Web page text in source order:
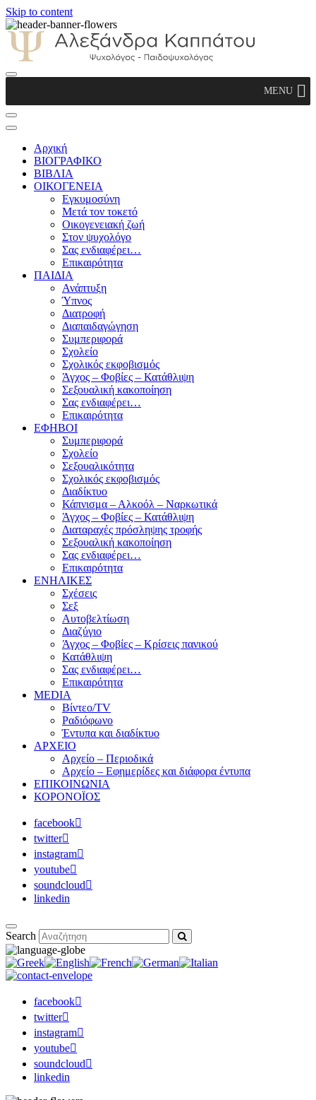
Skip to content
Παιδοψυχολόγος
MENU
Αρχική
ΒΙΟΓΡΑΦΙΚΟ
ΒΙΒΛΙΑ
ΟΙΚΟΓΕΝΕΙΑ
Εγκυμοσύνη
Μετά τον τοκετό
Οικογενειακή ζωή
Στον ψυχολόγο
Σας ενδιαφέρει…
Επικαιρότητα
ΠΑΙΔΙΑ
Ανάπτυξη
Ύπνος
Διατροφή
Διαπαιδαγώγηση
Συμπεριφορά
Σχολείο
Σχολικός εκφοβισμός
Άγχος – Φοβίες – Κατάθλιψη
Σεξουαλική κακοποίηση
Σας ενδιαφέρει…
Επικαιρότητα
ΕΦΗΒΟΙ
Συμπεριφορά
Σχολείο
Σεξουαλικότητα
Σχολικός εκφοβισμός
Διαδίκτυο
Κάπνισμα – Αλκοόλ – Ναρκωτικά
Άγχος – Φοβίες – Κατάθλιψη
Διαταραχές πρόσληψης τροφής
Σεξουαλική κακοποίηση
Σας ενδιαφέρει…
Επικαιρότητα
ΕΝΗΛΙΚΕΣ
Σχέσεις
Σεξ
Αυτοβελτίωση
Διαζύγιο
Άγχος – Φοβίες – Κρίσεις πανικού
Κατάθλιψη
Σας ενδιαφέρει…
Επικαιρότητα
MEDIA
Βίντεο/TV
Ραδιόφωνο
Έντυπα και διαδίκτυο
ΑΡΧΕΙΟ
Αρχείο – Περιοδικά
Αρχείο – Εφημερίδες και διάφορα έντυπα
ΕΠΙΚΟΙΝΩΝΙΑ
ΚΟΡΟΝΟΪΟΣ
facebook
twitter
instagram
youtube
soundcloud
linkedin
Search
facebook
twitter
instagram
youtube
soundcloud
linkedin